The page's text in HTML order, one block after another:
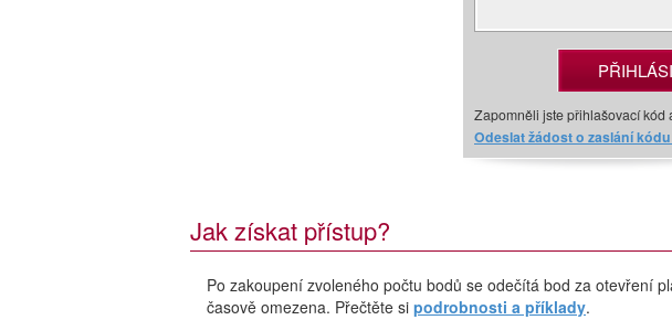
Zapomněli jste přihlašovací kód
Odeslat žádost o zaslání
Jak získat přístup?
Po zakoupení zvoleného počtu bodů se odečítá bod za otevření
časově omezena. Přečtěte si podrobnosti a příklady.